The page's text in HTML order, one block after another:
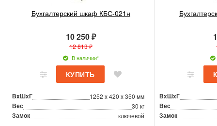
Бухгалтерский шкаф КБС-021н
10 250 ₽
12 813 ₽
В наличии*
ВxШxГ 1252 x 420 x 350 мм
Вес 30 кг
Замок ключевой
ВxШxГ
Вес
Замок